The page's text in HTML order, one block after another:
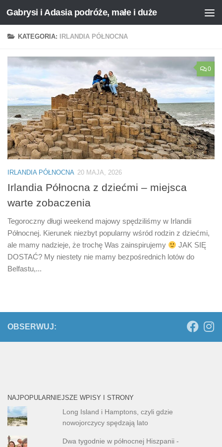
Przejdź do treści
Gabrysi i Adasia podróże, małe i duże
KATEGORIA: IRLANDIA PÓŁNOCNA
0
IRLANDIA PÓŁNOCNA 20 MAJA, 2026
Irlandia Północna z dziećmi – miejsca
warte zobaczenia
Tegoroczny długi weekend majowy spędziliśmy w Irlandii
Północnej. Kierunek niezbyt popularny wśród rodzin z dziećmi,
ale mamy nadzieje, że trochę Was zainspirujemy
JAK SIĘ
DOSTAĆ? My niestety nie mamy bezpośrednich lotów do
Belfastu,...
OBSERWUJ:
NAJPOPULARNIEJSZE WPISY I STRONY
Long Island i Hamptons, czyli gdzie
nowojorczycy spędzają lato
Dwa tygodnie w północnej Hiszpanii -